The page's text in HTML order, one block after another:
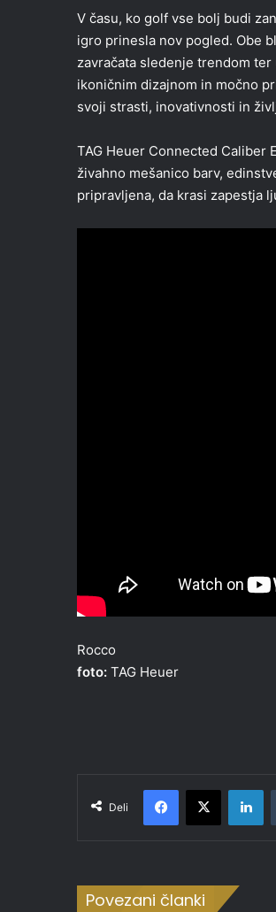
V času, ko golf vse bolj budi
igro prinesla nov pogled. Obe
zavračata sledenje trendom
ikoničnim dizajnom in močno
svoji strasti, inovativnosti in
TAG Heuer Connected Caliber
živahno mešanico barv,
pripravljena, da krasi zapestja
Rocco
foto: TAG Heuer
Deli
Facebook
X
Povezani članki